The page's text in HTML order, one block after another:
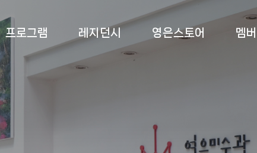
프로그램
상설교육
레지던시 영은스토어 멤